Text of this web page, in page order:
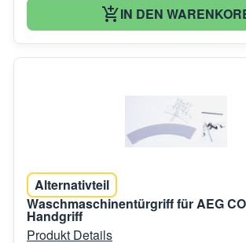
IN DEN
Alternativteil
Waschmaschinentürgriff für AEG
Handgriff
Produkt Details